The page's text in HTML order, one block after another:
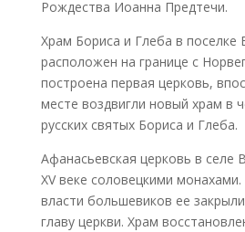
Рождества Иоанна Предтечи.
Храм Бориса и Глеба в поселке
расположен на границе с
построена первая церковь,
месте воздвигли новый храм в
русских святых Бориса и Глеба.
Афанасьевская церковь в селе
XV веке соловецкими
власти большевиков ее
главу церкви. Храм